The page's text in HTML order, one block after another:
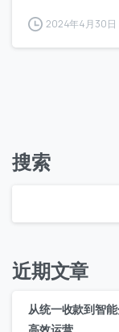
2024年4月30日
搜索
近期文章
从统一收款到智